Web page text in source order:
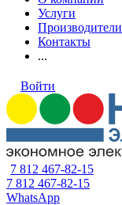
Услуги
Производители
Контакты
...
Войти
7 812 467-82-15
7 812 467-82-15
WhatsApp